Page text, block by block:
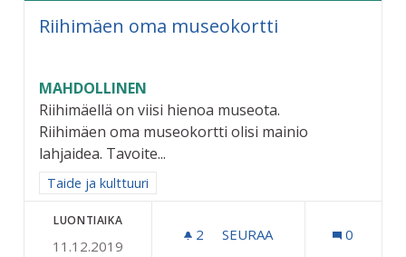
Riihimäen oma museokortti
MAHDOLLINEN
Riihimäellä on viisi hienoa museota.
Riihimäen oma museokortti olisi mainio
lahjaidea. Tavoite...
Rajaa tulokset aihepiirin mukaan: Taide ja kulttuuri
Taide ja kulttuuri
LUONTIAIKA
11.12.2019
2 2 SEURAAJAA
SEURAA 0